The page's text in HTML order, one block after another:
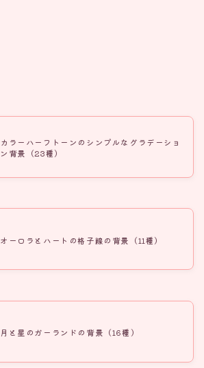
カラーハーフトーンのシンプルなグラデーショ
ン背景（23種）
オーロラとハートの格子線の背景（11種）
月と星のガーランドの背景（16種）